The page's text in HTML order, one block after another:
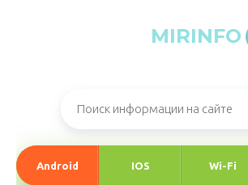
MIRINFO
Android IOS Wi-Fi